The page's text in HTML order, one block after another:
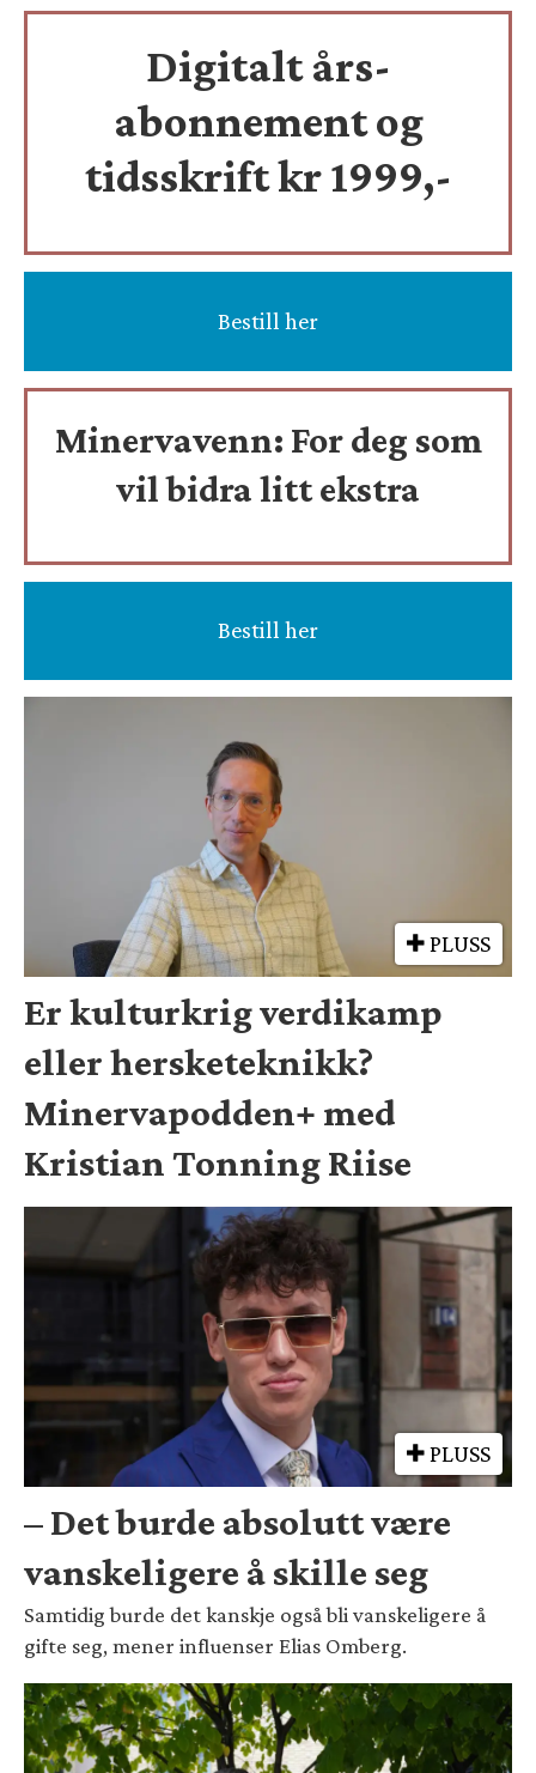
Digitalt års-
abonnement og
tidsskriftkr 1999,-
Bestill her
Minervavenn: For deg som
vil bidra litt ekstra
Bestill her
PLUSS
Er kulturkrig verdikamp
eller hersketeknikk?
Minervapodden+ med
Kristian Tonning Riise
PLUSS
– Det burde absolutt være
vanskeligere å skille seg
Samtidig burde det kanskje også bli vanskeligere å
gifte seg, mener influenser Elias Omberg.